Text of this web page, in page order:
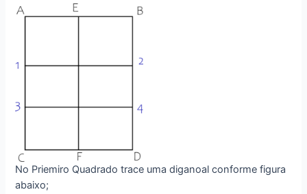
No Priemiro Quadrado trace uma diganoal conforme figura
abaixo;